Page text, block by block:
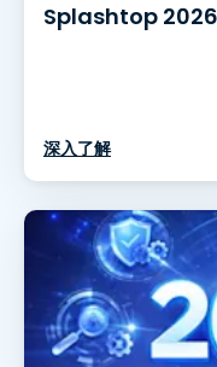
Splashtop 2026
深入了解